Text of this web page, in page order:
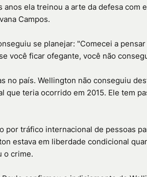
ela treinou a arte da defesa com
Campos.
se planejar: "Comecei a
você ficar ofegante, você não
no país. Wellington não conseguiu
que teria ocorrido em 2015. Ele tem
por tráfico internacional de pessoas
estava em liberdade condicional
o crime.